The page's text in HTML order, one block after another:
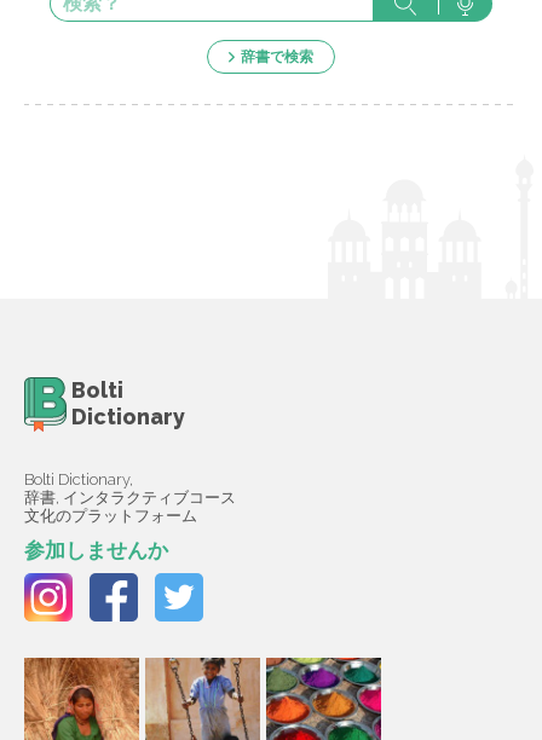
辞書で検索
Bolti
Dictionary
Bolti Dictionary,
辞書, インタラクティブコース
文化のプラットフォーム
参加しませんか